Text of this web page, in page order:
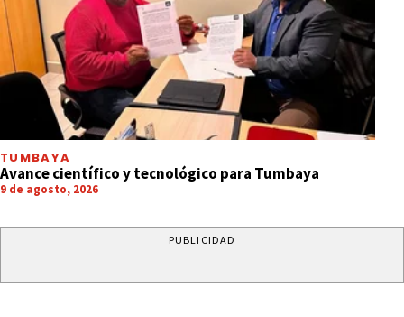
TUMBAYA
Avance científico y tecnológico para Tumbaya
9 de agosto, 2026
PUBLICIDAD